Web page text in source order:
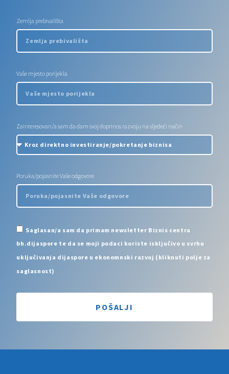
Zemlja prebivališta
Vaše mjesto porijekla
Zainteresovan/a sam da dam svoj doprinos razvoju na sljedeći način
Poruka/pojasnite Vaše odgovore
Saglasan/a sam da primam newsletter Biznis centra
bh.dijaspore te da se moji podaci koriste isključivo u svrhu
uključivanja dijaspore u ekonomnski razvoj (kliknuti polje za
saglasnost)
POŠALJI